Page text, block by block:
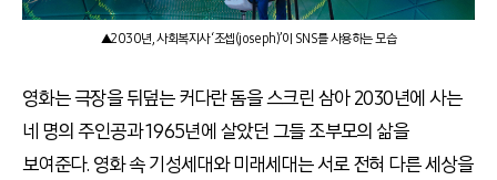
▲2030년, 사회복지사 ‘조셉(joseph)’이 SNS를 사용하는 모습
영화는 극장을 뒤덮는 커다란 돔을 스크린 삼아 2030년에 사는
네 명의 주인공과 1965년에 살았던 그들 조부모의 삶을
보여준다. 영화 속 기성세대와 미래세대는 서로 전혀 다른 세상을